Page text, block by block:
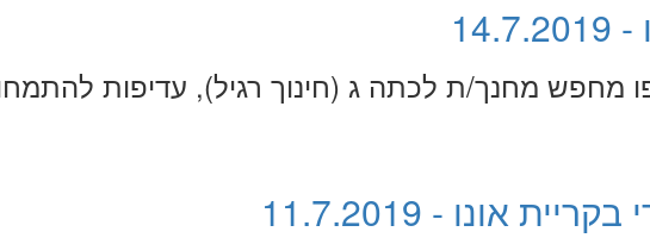
מחפש מחנך/ת לכתה ג (חינוך רגיל), עדיפות
אונו - 11.7.2019